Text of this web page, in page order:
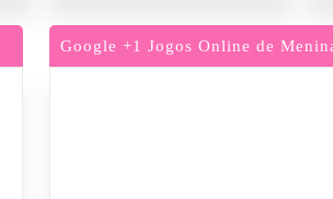
Google +1 Jogos Online de